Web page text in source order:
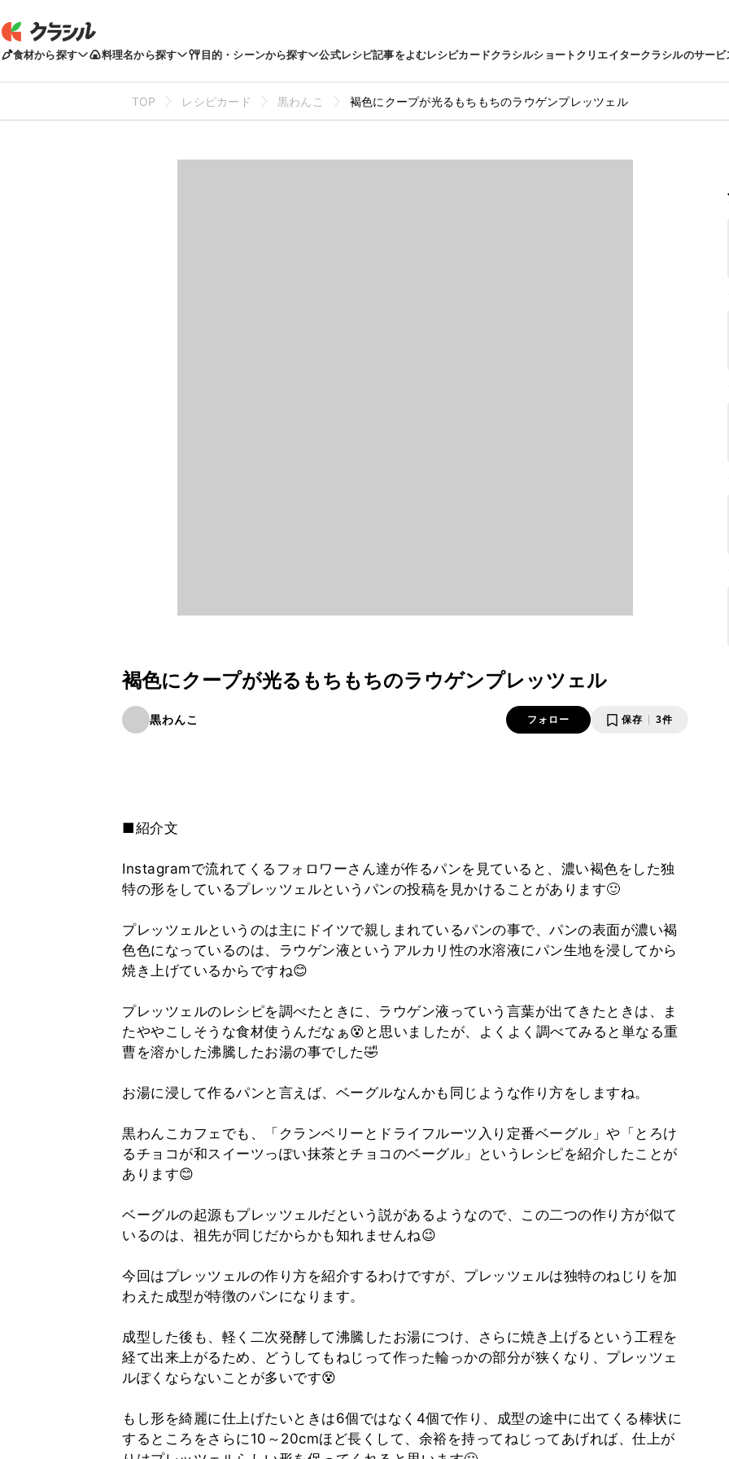
食材から探す 料理名から探す 目的・シーンから探す 公式レシピ記事をよむレシピカードクラシルショートクリエイタークラシルのサービ
TOP レシピカード 黒わんこ 褐色にクープが光るもちもちのラウゲンプレッツェル
褐色にクープが光るもちもちのラウゲンプレッツェル
黒わんこ フォロー 保存 3件
■紹介文
Instagramで流れてくるフォロワーさん達が作るパンを見ていると、濃い褐色をした独
特の形をしているプレッツェルというパンの投稿を見かけることがあります🙂
プレッツェルというのは主にドイツで親しまれているパンの事で、パンの表面が濃い褐
色色になっているのは、ラウゲン液というアルカリ性の水溶液にパン生地を浸してから
焼き上げているからですね😊
プレッツェルのレシピを調べたときに、ラウゲン液っていう言葉が出てきたときは、ま
たややこしそうな食材使うんだなぁ😵と思いましたが、よくよく調べてみると単なる重
曹を溶かした沸騰したお湯の事でした🤣
お湯に浸して作るパンと言えば、ベーグルなんかも同じような作り方をしますね。
黒わんこカフェでも、「クランベリーとドライフルーツ入り定番ベーグル」や「とろけ
るチョコが和スイーツっぽい抹茶とチョコのベーグル」というレシピを紹介したことが
あります😊
ベーグルの起源もプレッツェルだという説があるようなので、この二つの作り方が似て
いるのは、祖先が同じだからかも知れませんね😉
今回はプレッツェルの作り方を紹介するわけですが、プレッツェルは独特のねじりを加
わえた成型が特徴のパンになります。
成型した後も、軽く二次発酵して沸騰したお湯につけ、さらに焼き上げるという工程を
経て出来上がるため、どうしてもねじって作った輪っかの部分が狭くなり、プレッツェ
ルぽくならないことが多いです😵
もし形を綺麗に仕上げたいときは6個ではなく4個で作り、成型の途中に出てくる棒状に
するところをさらに10～20cmほど長くして、余裕を持ってねじってあげれば、仕上が